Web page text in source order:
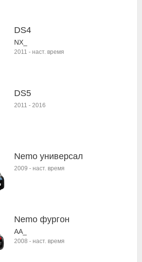
DS4
NX_
2011 - наст. время
DS5
2011 - 2016
Nemo универсал
2009 - наст. время
Nemo фургон
AA_
2008 - наст. время